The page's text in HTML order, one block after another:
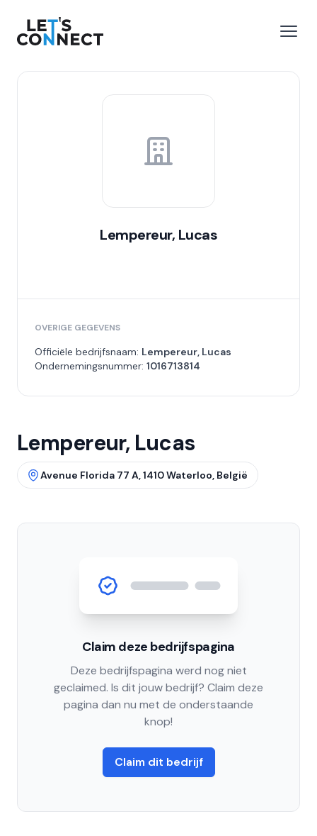
Let's Connect
Lempereur, Lucas
OVERIGE GEGEVENS
Officiële bedrijfsnaam: Lempereur, Lucas
Ondernemingsnummer: 1016713814
Lempereur, Lucas
Avenue Florida 77 A, 1410 Waterloo, België
Claim deze bedrijfspagina
Deze bedrijfspagina werd nog niet
geclaimed. Is dit jouw bedrijf? Claim deze
pagina dan nu met de onderstaande
knop!
Claim dit bedrijf